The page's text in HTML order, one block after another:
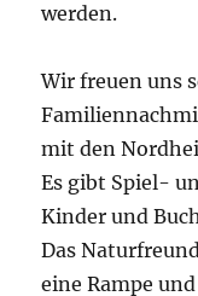
werden.
Wir freuen uns
mit den
Es gibt Spiel-
Kinder und
Das
eine Rampe